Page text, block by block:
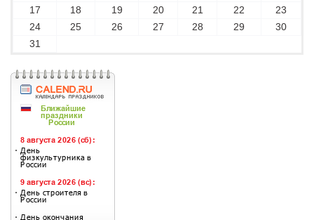
17
18 19 20 21 22
23
24
25 26 27 28 29
30
31